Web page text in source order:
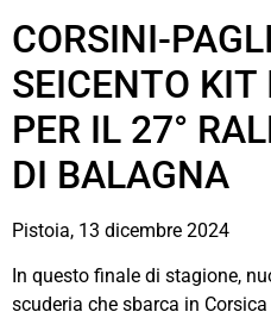
CORSINI-
SEICENTO KIT
PER IL 27°
DI BALAGNA
Pistoia, 13 dicembre 2024
In questo finale di stagione,
scuderia che sbarca in